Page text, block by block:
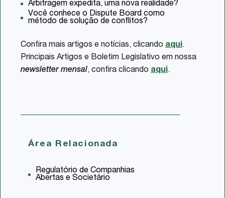
Arbitragem expedita, uma nova realidade?
Você conhece o Dispute Board como
método de solução de conflitos?
Confira mais artigos e notícias, clicando aqui.
Principais Artigos e Boletim Legislativo em nossa
newsletter mensal, confira clicando aqui.
Área Relacionada
Regulatório de Companhias
Abertas e Societário